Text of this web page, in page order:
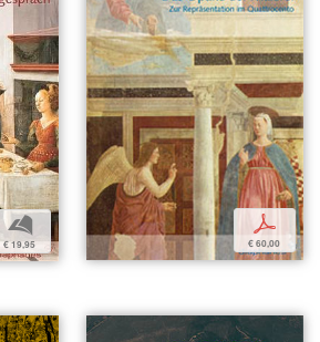
b
€ 19,95
p
€ 60,00